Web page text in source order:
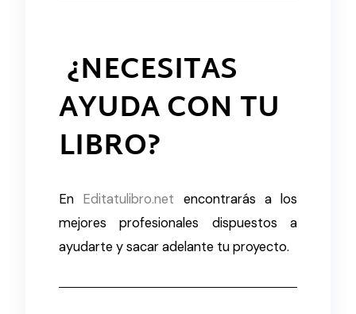
¿NECESITAS
AYUDA CON TU
LIBRO?
En Editatulibro.net encontrarás a los
mejores profesionales dispuestos a
ayudarte y sacar adelante tu proyecto.